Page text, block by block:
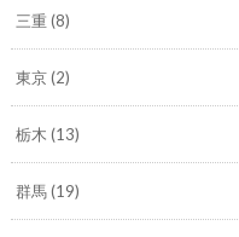
三重 (8)
東京(2)
栃木 (13)
群馬(19)